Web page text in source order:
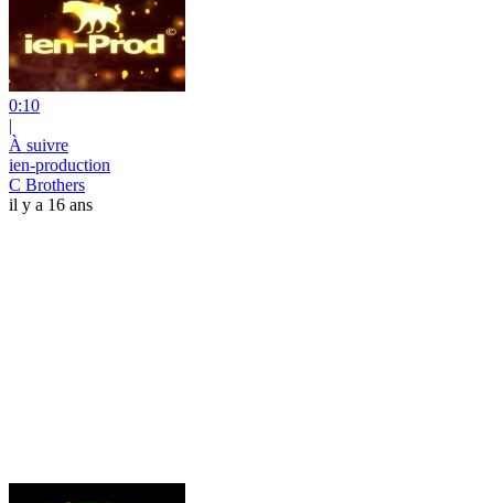
0:10
|
À suivre
ien-production
C Brothers
il y a 16 ans